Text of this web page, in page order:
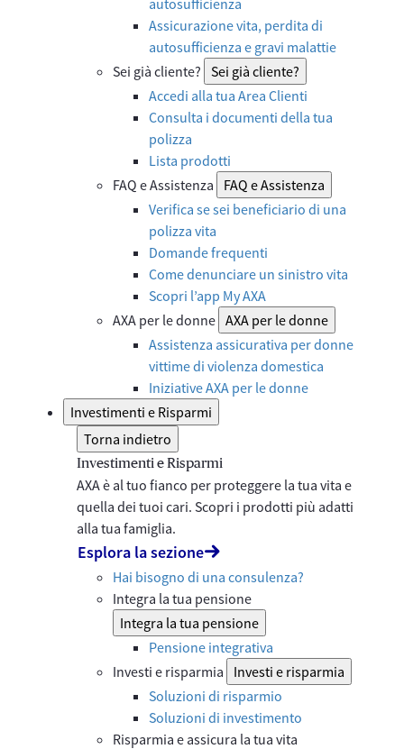
Assicurazione vita, perdita di
autosufficienza e gravi malattie
Sei già cliente? Sei già cliente?
Accedi alla tua Area Clienti
Consulta i documenti della tua
polizza
Lista prodotti
FAQ e Assistenza
FAQ e Assistenza
Verifica se sei beneficiario di una
polizza vita
Domande frequenti
Come denunciare un sinistro vita
Scopri l’app My AXA
AXA per le donne AXA per le donne
Assistenza assicurativa per donne
vittime di violenza domestica
Iniziative AXA per le donne
Investimenti e Risparmi
Torna indietro
Investimenti e Risparmi
AXA è al tuo fianco per proteggere la tua vita e
quella dei tuoi cari. Scopri i prodotti più adatti
alla tua famiglia.
Esplora la sezione
Hai bisogno di una consulenza?
Integra la tua pensione
Integra la tua pensione
Pensione integrativa
Investi e risparmia
Investi e risparmia
Soluzioni di risparmio
Soluzioni di investimento
Risparmia e assicura la tua vita